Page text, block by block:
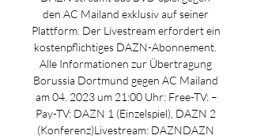
den AC Mailand exklusiv auf seiner
Plattform. Der Livestream erfordert ein
kostenpflichtiges DAZN-Abonnement.
Alle Informationen zur Übertragung
Borussia Dortmund gegen AC Mailand
am 04. 2023 um 21:00 Uhr: Free-TV: –
Pay-TV: DAZN 1 (Einzelspiel), DAZN 2
(Konferenz)Livestream: DAZNDAZN